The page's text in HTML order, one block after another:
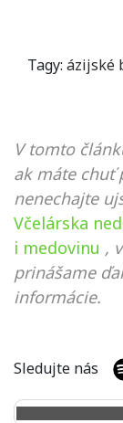
Tagy: ázijské
V tomto
ak máte chuť
nenechajte
Včelárska
i medovinu ,
prinášame
informácie.
Sledujte nás